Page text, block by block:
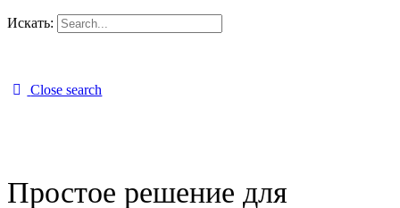
Искать:
Close search
Простое решение для